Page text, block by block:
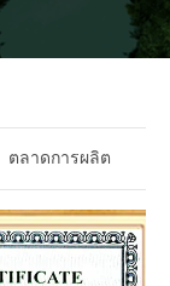
ตลาดการผลิต